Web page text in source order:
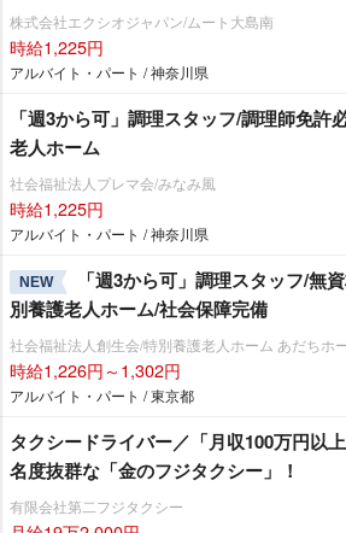
株式会社エクシオジャパン/ムート大島南
時給1,225円
アルバイト・パート / 神奈川県
「週3から可」調理スタッフ/調理師免許
老人ホーム
社会福祉法人プレマ会/みなみ風
時給1,225円
アルバイト・パート / 神奈川県
NEW
「週3から可」調理スタッフ/無
別養護老人ホーム/社会保障完備
社会福祉法人創生会/特別養護老人ホーム あだちホ
時給1,226円～1,302円
アルバイト・パート / 東京都
タクシードライバー／「月収100万円以
名度抜群な「金のフジタクシー」！
有限会社第二フジタクシー